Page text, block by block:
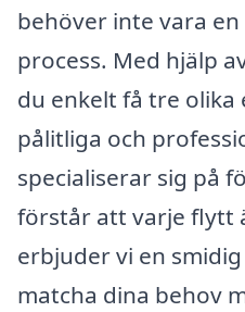
behöver inte vara
process. Med hjälp
du enkelt få tre
pålitliga och
specialiserar sig på
förstår att varje flytt
erbjuder vi en
matcha dina behov